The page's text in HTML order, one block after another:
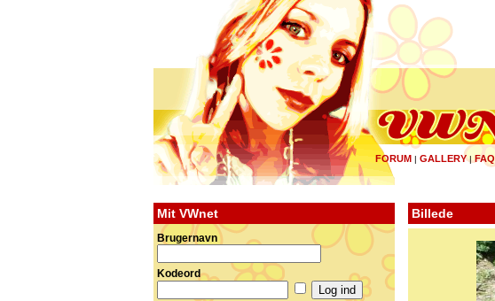
FORUM | GALLERY|FAQ
Mit VWnet
Brugernavn
Kodeord
Billede